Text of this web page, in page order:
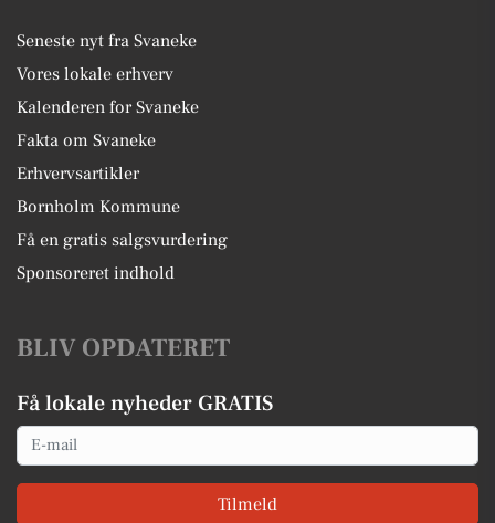
Seneste nyt fra Svaneke
Vores lokale erhverv
Kalenderen for Svaneke
Fakta om Svaneke
Erhvervsartikler
Bornholm Kommune
Få en gratis salgsvurdering
Sponsoreret indhold
BLIV OPDATERET
Få lokale nyheder GRATIS
Email
Tilmeld